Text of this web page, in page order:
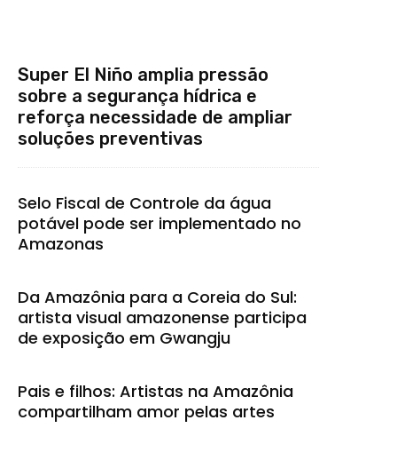
Super El Niño amplia pressão
sobre a segurança hídrica e
reforça necessidade de ampliar
soluções preventivas
Selo Fiscal de Controle da água
potável pode ser implementado no
Amazonas
Da Amazônia para a Coreia do Sul:
artista visual amazonense participa
de exposição em Gwangju
Pais e filhos: Artistas na Amazônia
compartilham amor pelas artes